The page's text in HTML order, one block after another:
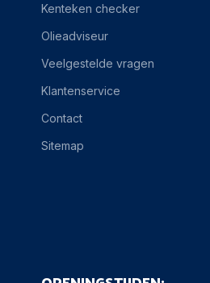
Kenteken checker
Olieadviseur
Veelgestelde vragen
Klantenservice
Contact
Sitemap